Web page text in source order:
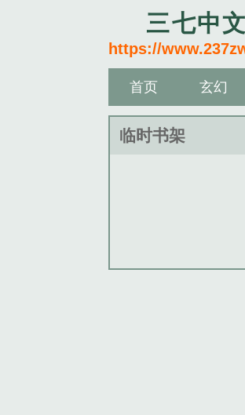
三七中文
https://
首页 玄幻
临时书架